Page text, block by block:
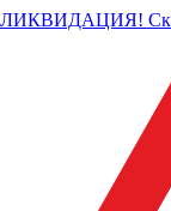
ЛИКВИДАЦИЯ!